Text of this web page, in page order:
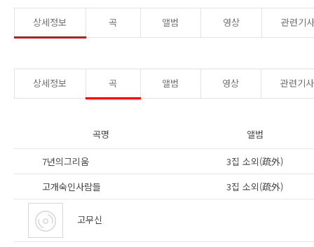
상세정보 곡 앨범 영상 관련기
상세정보 곡 앨범 영상 관련기사
곡명 앨범
7년의그리움
3집 소외(疏外)
고개숙인사람들
3집 소외(疏外)
고무신